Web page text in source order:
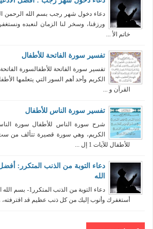
دعاء دخول شهر رجب بسم الله الرحمن
ورزقنا، وسخر لنا الزمان لنعبده
خاتم الأ ...
تفسير سورة الفاتحة للأطفال
تفسير سورة الفاتحة للأطفالسورة
الكريم وأحد أهم السور التي يتعلمها
القرآن و ...
تفسير سورة الناس للأطفال
شرح سورة الناس للأطفال سورة
الكريم، وهي سورة قصيرة تتألف من
للأطفال للآيات 1 إل ...
دعاء التوبة من الذنب المتكرر:
الله
أستغفرك وأتوب إليك من كل ذنب عظيم قد اقترفته،